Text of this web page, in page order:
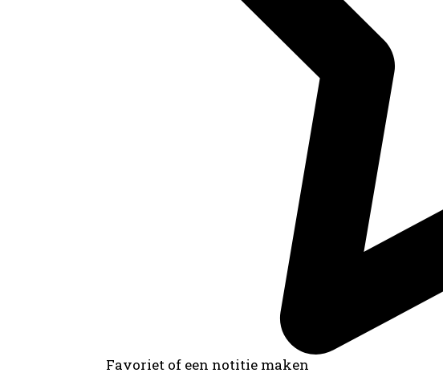
Favoriet of een notitie maken